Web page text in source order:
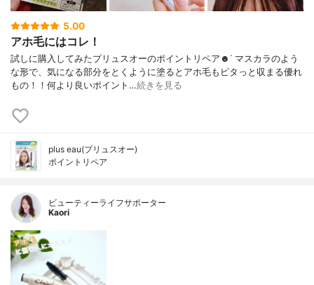
5.00
アホ毛にはコレ！
試しに購入してみたプリュスオーのポイントリペア☻︎ᐝ マスカラのよう
な形で、気になる部分をとくように塗るとアホ毛もピタっと収まる優れ
もの！！何より良いポイント…続きを見る
plus eau(プリュスオー)
ポイントリペア
ビューティーライフサポーター
Kaori